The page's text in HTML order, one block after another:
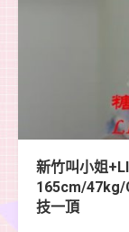
新竹叫小姐
165cm/47kg/
技一頂